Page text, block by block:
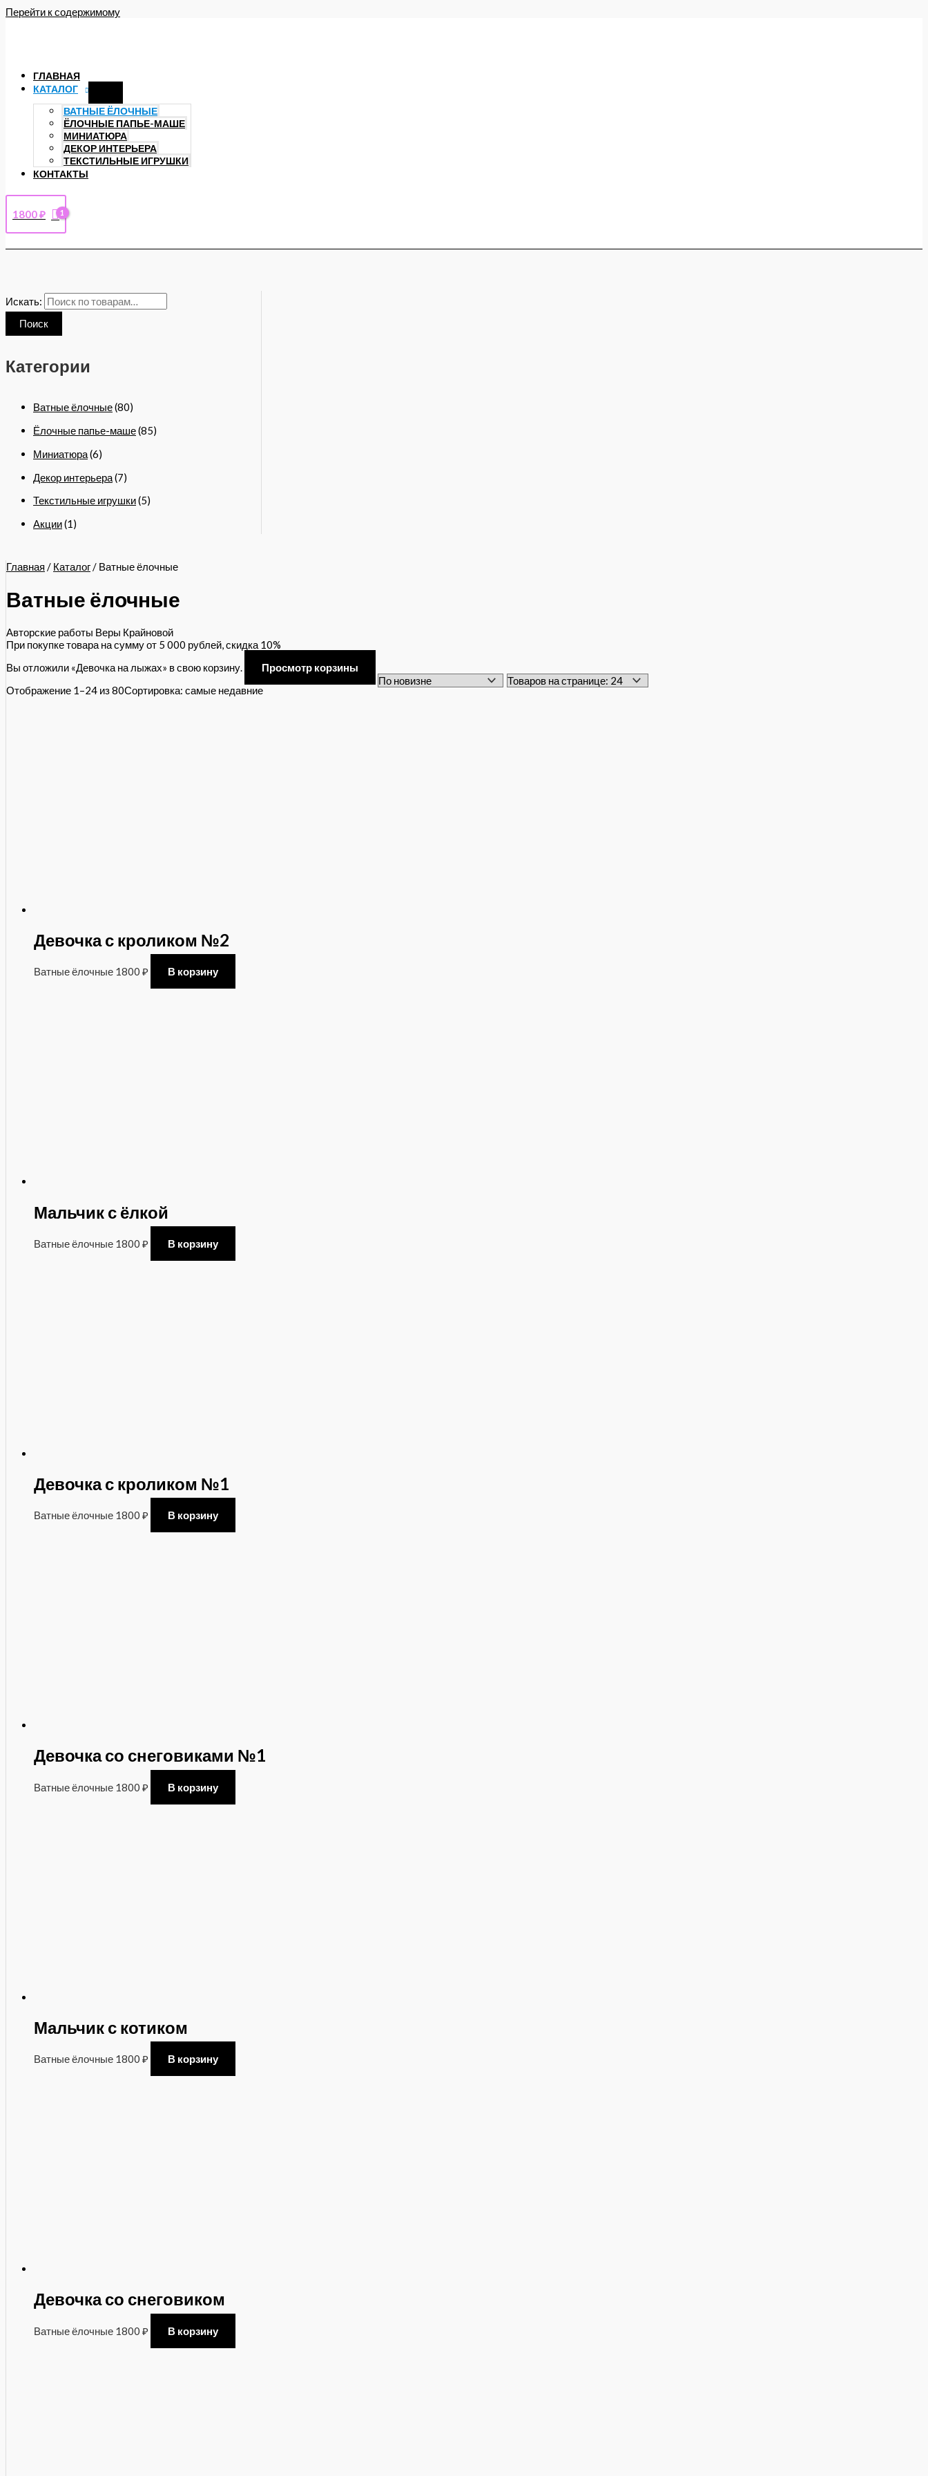
Перейти к содержимому
ГЛАВНАЯ
КАТАЛОГ
ВАТНЫЕ ЁЛОЧНЫЕ
ЁЛОЧНЫЕ ПАПЬЕ-МАШЕ
МИНИАТЮРА
ДЕКОР ИНТЕРЬЕРА
ТЕКСТИЛЬНЫЕ ИГРУШКИ
КОНТАКТЫ
1800₽
Искать:
Поиск
Категории
Ватные ёлочные(80)
Ёлочные папье-маше(85)
Миниатюра(6)
Декор интерьера(7)
Текстильные игрушки(5)
Акции(1)
Главная / Каталог/ Ватные ёлочные
Ватные ёлочные
Авторские работы Веры Крайновой
При покупке товара на сумму от 5 000 рублей, скидка 10%
Вы отложили «Девочка на лыжах» в свою корзину.
Просмотр корзины
Отображение 1–24 из 80Сортировка: самые недавние
Девочка с кроликом №2
Ватные ёлочные 1800 ₽ В корзину
Мальчик с ёлкой
Ватные ёлочные 1800 ₽ В корзину
Девочка с кроликом №1
Ватные ёлочные 1800 ₽ В корзину
Девочка со снеговиками №1
Ватные ёлочные 1800 ₽ В корзину
Мальчик с котиком
Ватные ёлочные 1800 ₽ В корзину
Девочка со снеговиком
Ватные ёлочные 1800 ₽ В корзину